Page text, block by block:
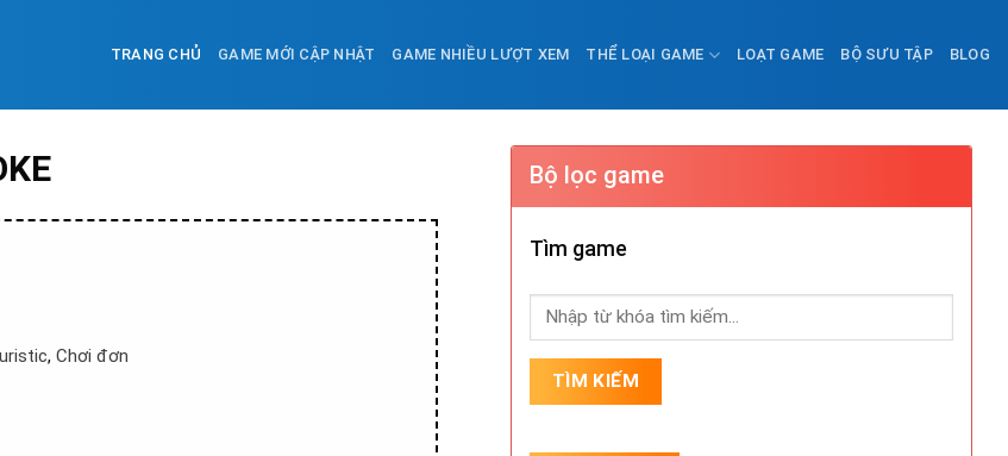
TRANG CHỦ GAME MỚI CẬP NHẬT GAME NHIỀU LƯỢT XEM THỂ LOẠI GAME LOẠT GAME BỘ SƯU TẬP BLOG
, Chơi đơn
Bộ lọc game
Tìm game